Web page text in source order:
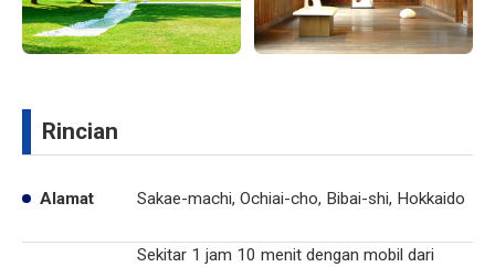
Rincian
Alamat Sakae-machi, Ochiai-cho, Bibai-shi, Hokkaido
Sekitar 1 jam 10 menit dengan mobil dari